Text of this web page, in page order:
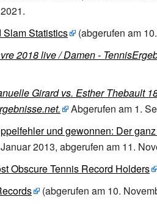
Slam Statistics
(abgerufen am
2018 live / Damen -
Girard vs. Esther Thebault
Abgerufen am 1.
und gewonnen: Der
2013, abgerufen am 11.
Obscure Tennis Record Holders
(abgerufen am 10.